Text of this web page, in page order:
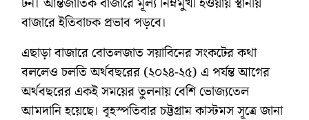
বাজারে ইতিবাচক প্রভাব পড়বে।
এছাড়া বাজারে বোতলজাত সয়াবিনের সংকটের কথা
বললেও চলতি অর্থবছরের (২০২৪-২৫) এ পর্যন্ত আগের
অর্থবছরের একই সময়ের তুলনায় বেশি ভোজ্যতেল
আমদানি হয়েছে। বৃহস্পতিবার চট্টগ্রাম কাস্টমস সূত্রে জানা